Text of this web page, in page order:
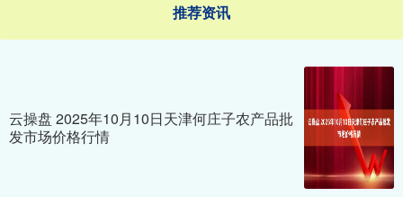
推荐资讯
云操盘 2025年10月10日天津何庄子农产品批
发市场价格行情